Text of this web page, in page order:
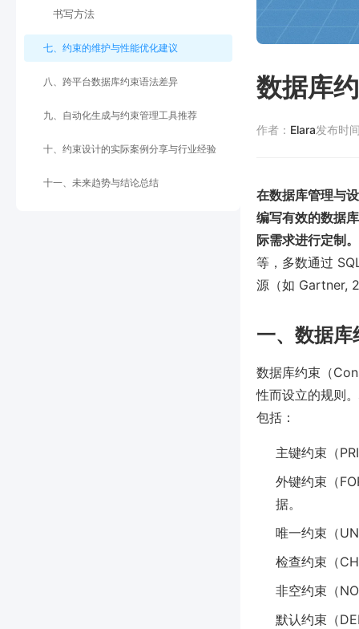
书写方法
七、约束的维护与性能优化建议
八、跨平台数据库约束语法差异
九、自动化生成与约束管理工具推荐
十、约束设计的实际案例分享与行业经验
十一、未来趋势与结论总结
数据库
作者： Elara发布时
在数据库管理与
编写有效的数据
际需求进行定制。
等，多数通过
源（如 Gartner,
一、数据
数据库约束（
性而设立的规则。
包括：
主键约束（
外键约束（
据。
唯一约束（
检查约束（
非空约束（
默认约束（